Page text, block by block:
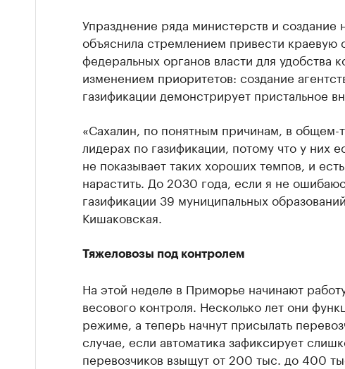
Упразднение ряда министерств и создание
объяснила стремлением привести краевую
федеральных органов власти для удобства
изменением приоритетов: создание
газификации демонстрирует пристальное
«Сахалин, по понятным причинам, в общем-
лидерах по газификации, потому что у них
не показывает таких хороших темпов, и
нарастить. До 2030 года, если я не
газификации 39 муниципальных
Кишаковская.
Тяжеловозы под контролем
На этой неделе в Приморье начинают
весового контроля. Несколько лет они
режиме, а теперь начнут присылать
случае, если автоматика зафиксирует
перевозчиков взыщут от 200 тыс. до 400